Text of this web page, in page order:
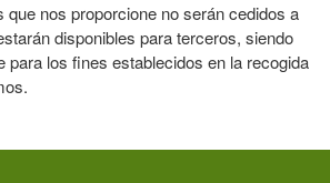
que nos proporcione no serán cedidos a
disponibles para terceros, siendo
para los fines establecidos en la recogida